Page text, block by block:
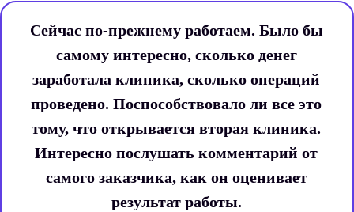
Сейчас по-прежнему работаем. Было бы
самому интересно, сколько денег
заработала клиника, сколько операций
проведено. Поспособствовало ли все это
тому, что открывается вторая клиника.
Интересно послушать комментарий от
самого заказчика, как он оценивает
результат работы.